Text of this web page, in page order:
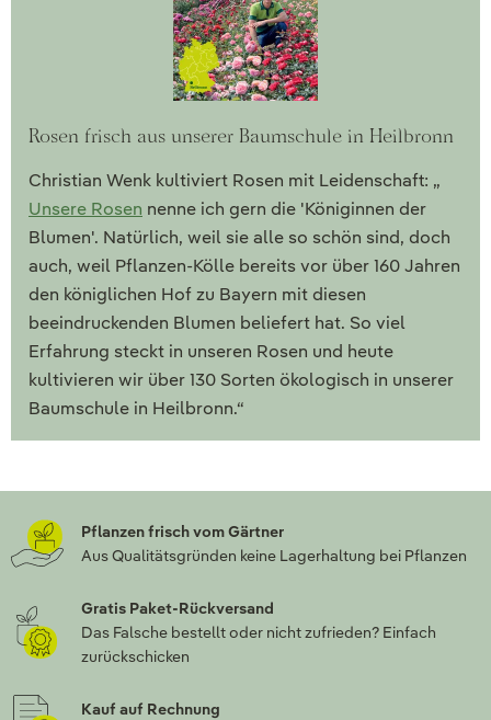
Rosen frisch aus unserer Baumschule in Heilbronn
Christian Wenk kultiviert Rosen mit Leidenschaft: „
Unsere Rosen nenne ich gern die 'Königinnen der
Blumen'. Natürlich, weil sie alle so schön sind, doch
auch, weil Pflanzen-Kölle bereits vor über 160 Jahren
den königlichen Hof zu Bayern mit diesen
beeindruckenden Blumen beliefert hat. So viel
Erfahrung steckt in unseren Rosen und heute
kultivieren wir über 130 Sorten ökologisch in unserer
Baumschule in Heilbronn.“
Pflanzen frisch vom Gärtner
Aus Qualitätsgründen keine Lagerhaltung bei Pflanzen
Gratis Paket-Rückversand
Das Falsche bestellt oder nicht zufrieden? Einfach
zurückschicken
Kauf auf Rechnung